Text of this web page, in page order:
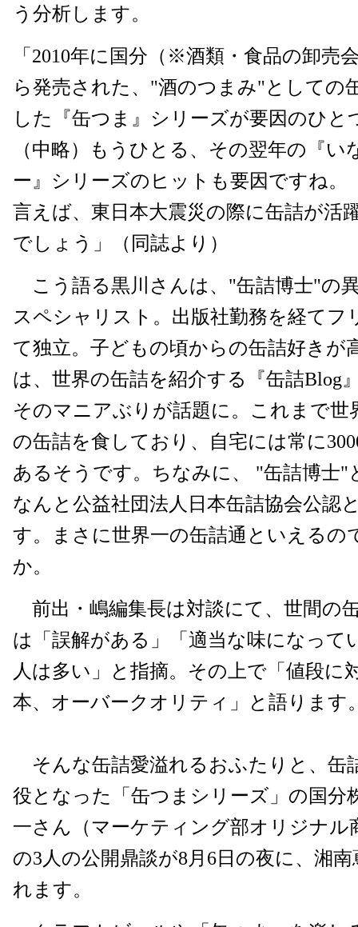
う分析します。
「2010年に国分（※酒類・食品の卸売
ら発売された、"酒のつまみ"としての
した『缶つま』シリーズが要因のひと
（中略）もうひとる、その翌年の『い
ー』シリーズのヒットも要因ですね。
言えば、東日本大震災の際に缶詰が活
でしょう」（同誌より）
こう語る黒川さんは、"缶詰博士"の
スペシャリスト。出版社勤務を経てフ
て独立。子どもの頃からの缶詰好きが
は、世界の缶詰を紹介する『缶詰Blog
そのマニアぶりが話題に。これまで世
の缶詰を食しており、自宅には常に
あるそうです。ちなみに、 "缶詰博士"
なんと公益社団法人日本缶詰協会公認
す。まさに世界一の缶詰通といえるの
か。
前出・嶋編集長は対談にて、世間の
は「誤解がある」「適当な味になって
人は多い」と指摘。その上で「値段に
本、オーバークオリティ」と語ります
そんな缶詰愛溢れるおふたりと、缶
役となった「缶つまシリーズ」の国分
一さん（マーケティング部オリジナル
の3人の公開鼎談が8月6日の夜に、湘
れます。